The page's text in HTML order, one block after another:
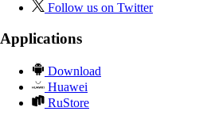
Follow us on Twitter
Applications
Download
Huawei
RuStore